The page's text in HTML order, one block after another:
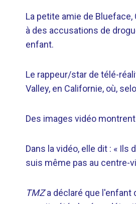
La petite amie de
à des accusations de
enfant.
Le rappeur/star de télé-
Valley, en Californie, où,
Des images vidéo
Dans la vidéo, elle dit : «
suis même pas au centre-
TMZa déclaré que l'enfant